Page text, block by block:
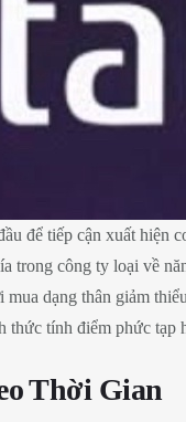
để tiếp cận xuất
công ty loại về
dạng thân giảm
tính điểm phức tạp
Thời Gian